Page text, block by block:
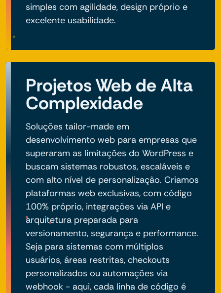
simples com agilidade, design próprio e
excelente usabilidade.
Projetos Web de Alta
Complexidade
Soluções tailor-made em
desenvolvimento web para empresas que
superaram as limitações do WordPress e
buscam sistemas robustos, escaláveis e
com alto nível de personalização. Criamos
plataformas web exclusivas, com código
100% próprio, integrações via API e
arquitetura preparada para
versionamento, segurança e performance.
Seja para sistemas com múltiplos
usuários, áreas restritas, checkouts
personalizados ou automações via
webhook - aqui, cada linha de código é